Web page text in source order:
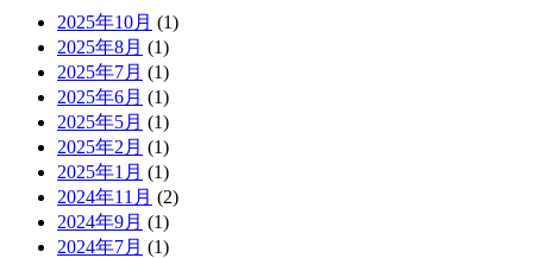
2025年10月 (1)
2025年8月 (1)
2025年7月 (1)
2025年6月 (1)
2025年5月 (1)
2025年2月 (1)
2025年1月 (1)
2024年11月 (2)
2024年9月 (1)
2024年7月 (1)